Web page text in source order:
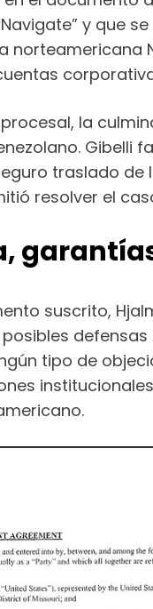
y que
la
Gibelli
traslado de
resolver el
suscrito,
tipo de